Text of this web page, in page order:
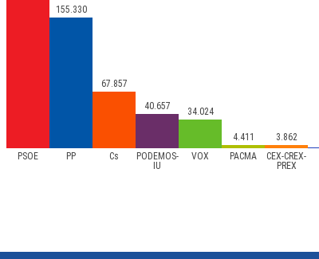
PSOE PP Cs
PODEMOS-
IU
VOX PACMA
CEX-CREX-
PREX
155.330
67.857
40.657
34.024
4.411 3.862